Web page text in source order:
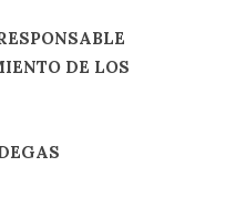
DE LOS